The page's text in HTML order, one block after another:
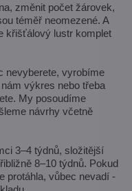
změnit počet žárovek,
téměř neomezené. A
křišťálový lustr komplet
nevyberete, vyrobíme
výkres nebo třeba
My posoudíme
návrhy včetně
3–4 týdnů, složitější
8–10 týdnů. Pokud
protáhla, vůbec nevadí -